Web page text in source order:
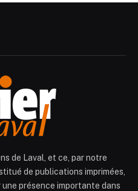
de Laval, et ce, par notre
de publications imprimées,
présence importante dans